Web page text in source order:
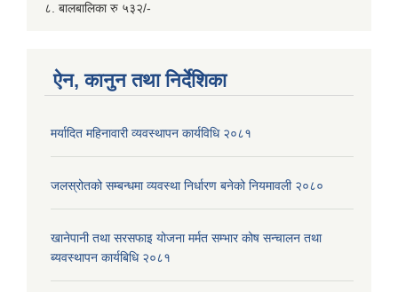
८. बालबालिका रु ५३२/-
ऐन, कानुन तथा निर्देशिका
मर्यादित महिनावारी व्यवस्थापन कार्यविधि २०८१
जलस्रोतको सम्बन्धमा व्यवस्था निर्धारण बनेको नियमावली २०८०
खानेपानी तथा सरसफाइ योजना मर्मत सम्भार कोष सन्चालन तथा
ब्यवस्थापन कार्यबिधि २०८१